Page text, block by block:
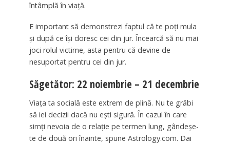
întâmplă în viață.
E important să demonstrezi faptul că te poți mula
și după ce își doresc cei din jur. Încearcă să nu mai
joci rolul victime, asta pentru că devine de
nesuportat pentru cei din jur.
Săgetător: 22 noiembrie – 21 decembrie
Viața ta socială este extrem de plină. Nu te grăbi
să iei decizii dacă nu ești sigură. În cazul în care
simți nevoia de o relație pe termen lung, gândeșe-
te de două ori înainte, spune Astrology.com. Dai